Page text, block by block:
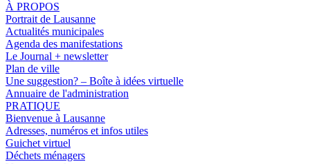
À PROPOS
Portrait de Lausanne
Actualités municipales
Agenda des manifestations
Le Journal + newsletter
Plan de ville
Une suggestion? – Boîte à idées virtuelle
Annuaire de l'administration
PRATIQUE
Bienvenue à Lausanne
Adresses, numéros et infos utiles
Guichet virtuel
Déchets ménagers